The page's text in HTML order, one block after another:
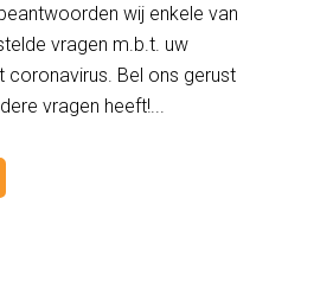
wij enkele van
vragen m.b.t. uw
coronavirus. Bel ons gerust
vragen heeft!...